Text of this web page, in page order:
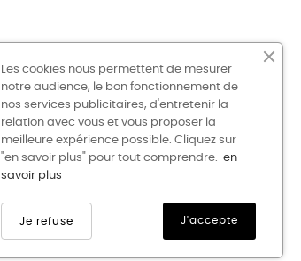
Les cookies nous permettent de mesurer
notre audience, le bon fonctionnement de
nos services publicitaires, d'entretenir la
relation avec vous et vous proposer la
meilleure expérience possible. Cliquez sur
"en savoir plus" pour tout comprendre. en
savoir plus
J'accepte
Je refuse